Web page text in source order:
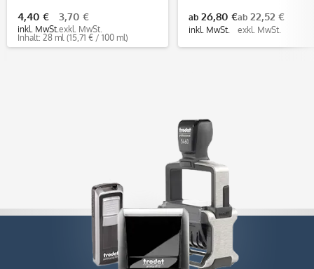
4,40 €
inkl. MwSt.
3,70 €
exkl. MwSt.
Inhalt: 28 ml (15,71 € / 100 ml)
ab 26,80 €
inkl. MwSt.
ab 22,52 €
exkl. MwSt.